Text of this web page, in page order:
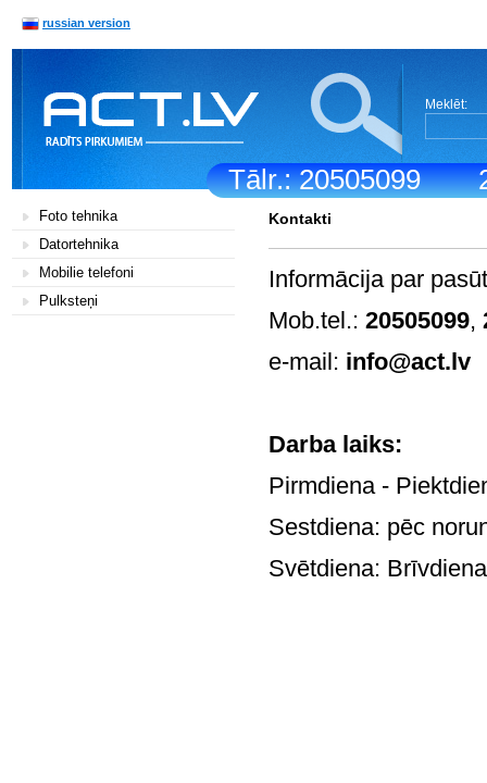
Tālr.: 20505099
russian version
Meklēt:
Foto tehnika
Datortehnika
Mobilie telefoni
Pulksteņi
Kontakti
Informācija par
Mob.tel.: 20505099,
e-mail: info@act.lv
Pirmdiena -
Sestdiena: